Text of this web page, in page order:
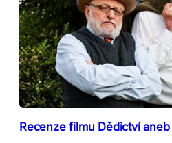
Recenze filmu Dědictví